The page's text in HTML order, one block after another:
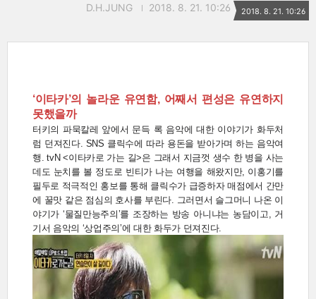
D.H.JUNG 2018. 8. 21. 10:26 2018. 8. 21. 10:26
‘이타카’의 놀라운 유연함, 어째서 편성은 유연하지
못했을까
터키의 파묵칼레 앞에서 문득 록 음악에 대한 이야기가 화두처
럼 던져진다. SNS 클릭수에 따라 용돈을 받아가며 하는 음악여
행. tvN <이타카로 가는 길>은 그래서 지금껏 생수 한 병을 사는
데도 눈치를 볼 정도로 빈티가 나는 여행을 해왔지만, 이홍기를
필두로 적극적인 홍보를 통해 클릭수가 급증하자 매점에서 간만
에 꿀맛 같은 점심의 호사를 부린다. 그러면서 슬그머니 나온 이
야기가 ‘물질만능주의’를 조장하는 방송 아니냐는 농담이고, 거
기서 음악의 ‘상업주의’에 대한 화두가 던져진다.